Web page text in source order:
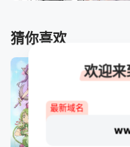
猜你喜欢
欢迎
最新域名